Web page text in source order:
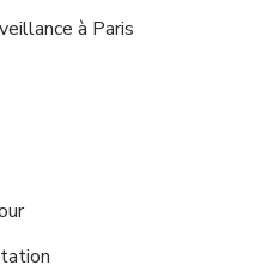
à Paris